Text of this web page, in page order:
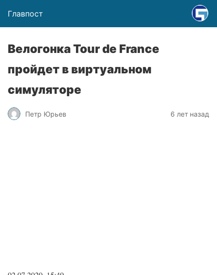
Главпост
Велогонка Tour de France
пройдет в виртуальном
симуляторе
Петр Юрьев 6 лет назад